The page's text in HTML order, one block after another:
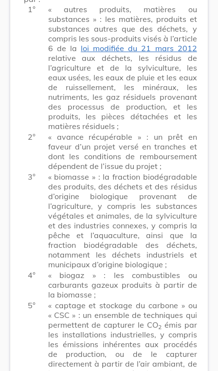
1°
« autres produits, matières ou
substances » : les matières, produits et
substances autres que des déchets, y
compris les sous-produits visés à l’article
6 de la loi modifiée du 21 mars 2012
relative aux déchets, les résidus de
l’agriculture et de la sylviculture, les
eaux usées, les eaux de pluie et les eaux
de ruissellement, les minéraux, les
nutriments, les gaz résiduels provenant
des processus de production, et les
produits, les pièces détachées et les
matières résiduels ;
2°
« avance récupérable » : un prêt en
faveur d’un projet versé en tranches et
dont les conditions de remboursement
dépendent de l’issue du projet ;
3°
« biomasse » : la fraction biodégradable
des produits, des déchets et des résidus
d’origine biologique provenant de
l’agriculture, y compris les substances
végétales et animales, de la sylviculture
et des industries connexes, y compris la
pêche et l’aquaculture, ainsi que la
fraction biodégradable des déchets,
notamment les déchets industriels et
municipaux d’origine biologique ;
4°
« biogaz » : les combustibles ou
carburants gazeux produits à partir de
la biomasse ;
5°
« captage et stockage du carbone » ou
« CSC » : un ensemble de techniques qui
permettent de capturer le CO2 émis par
les installations industrielles, y compris
les émissions inhérentes aux procédés
de production, ou de le capturer
directement à partir de l’air ambiant, de